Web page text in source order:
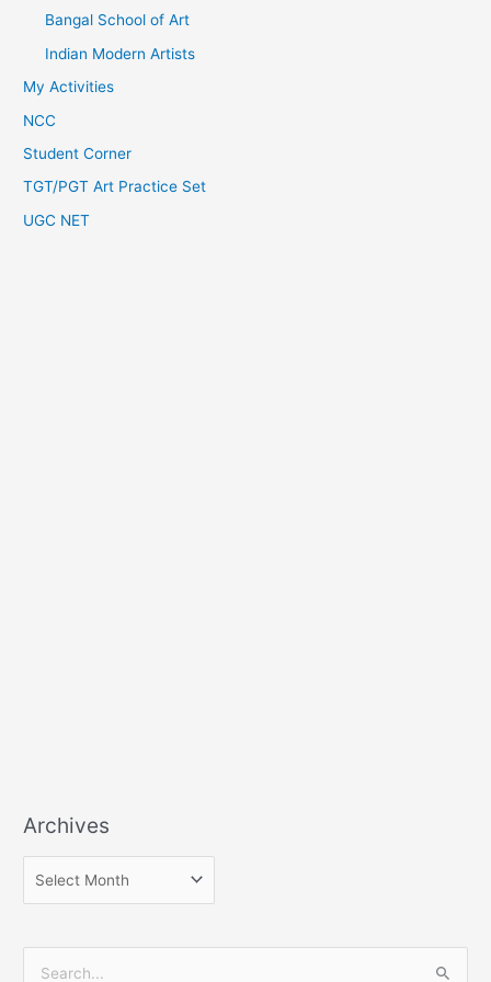
Bangal School of Art
Indian Modern Artists
My Activities
NCC
Student Corner
TGT/PGT Art Practice Set
UGC NET
Archives